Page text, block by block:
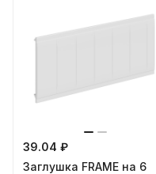
39.04 ₽
Заглушка FRAME на 6